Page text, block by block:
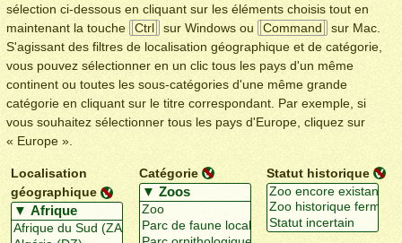
sélection ci-dessous en cliquant sur les éléments choisis tout en
maintenant la touche
Ctrl sur Windows ou Command
sur Mac.
S'agissant des filtres de localisation géographique et de catégorie,
vous pouvez sélectionner en un clic tous les pays d'un même
continent ou toutes les sous-catégories d'une même grande
catégorie en cliquant sur le titre correspondant. Par exemple, si
vous souhaitez sélectionner tous les pays d'Europe, cliquez sur
« Europe ».
Localisation
géographique
Catégorie Statut historique